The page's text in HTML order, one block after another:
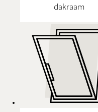
dakraam